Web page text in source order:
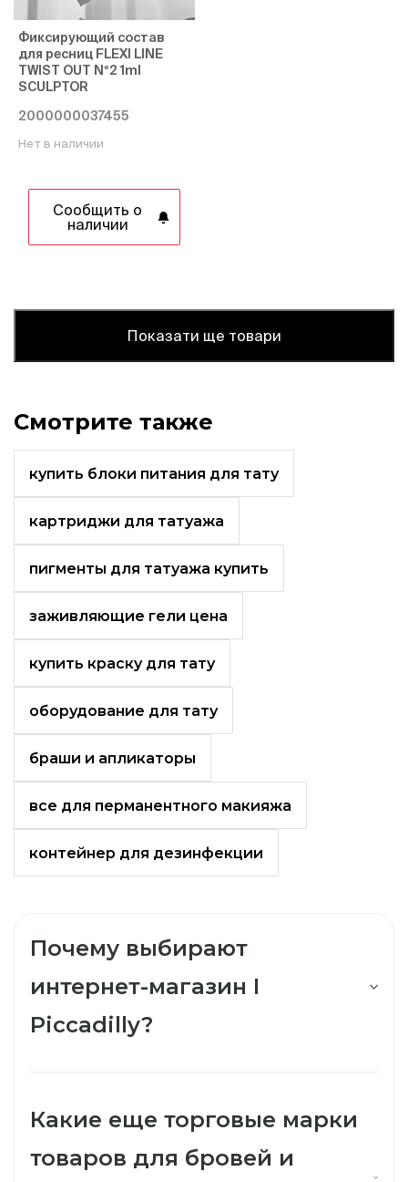
Фиксирующий состав
для ресниц FLEXI LINE
TWIST OUT Nº2 1ml
SCULPTOR
2000000037455
Нет в наличии
Сообщить о
наличии
Показати ще товари
Смотрите также
купить блоки питания для тату
картриджи для татуажа
пигменты для татуажа купить
заживляющие гели цена
купить краску для тату
оборудование для тату
браши и апликаторы
все для перманентного макияжа
контейнер для дезинфекции
Почему выбирают
интернет-магазин I
Piccadilly?
Какие еще торговые марки
товаров для бровей и